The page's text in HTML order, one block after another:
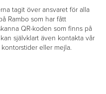
tagit över ansvaret för alla
Rambo som har fått
QR-koden som finns på
självklart även kontakta vår
eller mejla.